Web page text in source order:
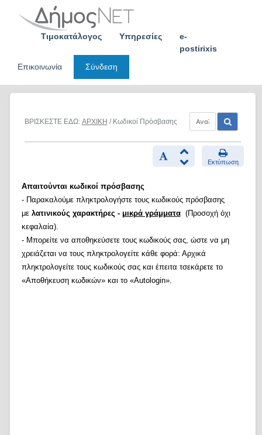
Τιμοκατάλογος Υπηρεσίες
e-
postirixis
Επικοινωνία
Σύνδεση
ΒΡΙΣΚΕΣΤΕ ΕΔΩ: ΑΡΧΙΚΗ / Κωδικοί Πρόσβασης
Εκτύπωση
Απαιτούνται κωδικοί πρόσβασης
- Παρακαλούμε πληκτρολογήστε τους κωδικούς πρόσβασης
με λατινικούς χαρακτήρες - μικρά γράμματα(Προσοχή όχι
κεφαλαία).
- Μπορείτε να αποθηκεύσετε τους κωδικούς σας, ώστε να μη
χρειάζεται να τους πληκτρολογείτε κάθε φορά: Αρχικά
πληκτρολογείτε τους κωδικούς σας και έπειτα τσεκάρετε το
«Αποθήκευση κωδικών» και το «Autologin».